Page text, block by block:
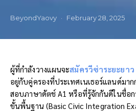
BeyondYaovy February 28, 2025
ผู้ที่กำลังวางแผนจะสมัครวีซ่าระยะยาว
อยู่กับคู่ครองที่ประเทศเนเธอร์แลนด์มา
สอบภาษาดัตช์ A1 หรือที่รู้จักกันดีในชื่อ
ขั้นพื้นฐาน (Basic Civic Integration